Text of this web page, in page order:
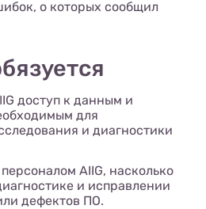
о которых сообщил
доступ к данным и
для
и диагностики
AIIG, насколько
и исправлении
дефектов ПО.